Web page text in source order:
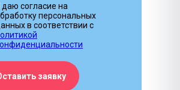
даю согласие на
персональных
в соответствии с
заявку